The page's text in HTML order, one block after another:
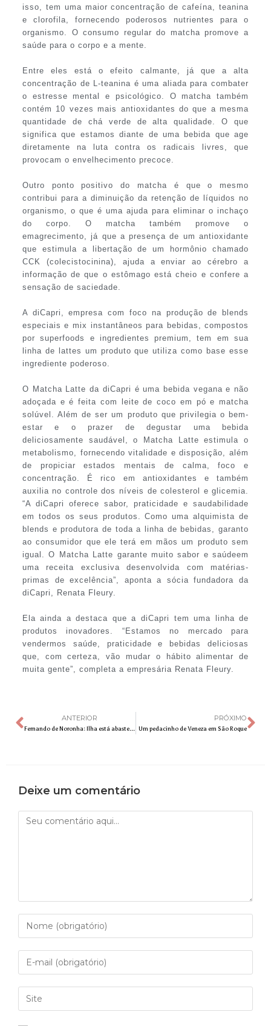
isso, tem uma maior concentração de cafeína, teanina
e clorofila, fornecendo poderosos nutrientes para o
organismo. O consumo regular do matcha promove a
saúde para o corpo e a mente.
Entre eles está o efeito calmante, já que a alta
concentração de L-teanina é uma aliada para combater
o estresse mental e psicológico. O matcha também
contém 10 vezes mais antioxidantes do que a mesma
quantidade de chá verde de alta qualidade. O que
significa que estamos diante de uma bebida que age
diretamente na luta contra os radicais livres, que
provocam o envelhecimento precoce.
Outro ponto positivo do matcha é que o mesmo
contribui para a diminuição da retenção de líquidos no
organismo, o que é uma ajuda para eliminar o inchaço
do corpo. O matcha também promove o
emagrecimento, já que a presença de um antioxidante
que estimula a libertação de um hormônio chamado
CCK (colecistocinina), ajuda a enviar ao cérebro a
informação de que o estômago está cheio e confere a
sensação de saciedade.
A diCapri, empresa com foco na produção de blends
especiais e mix instantâneos para bebidas, compostos
por superfoods e ingredientes premium, tem em sua
linha de lattes um produto que utiliza como base esse
ingrediente poderoso.
O Matcha Latte da diCapri é uma bebida vegana e não
adoçada e é feita com leite de coco em pó e matcha
solúvel. Além de ser um produto que privilegia o bem-
estar e o prazer de degustar uma bebida
deliciosamente saudável, o Matcha Latte estimula o
metabolismo, fornecendo vitalidade e disposição, além
de propiciar estados mentais de calma, foco e
concentração. É rico em antioxidantes e também
auxilia no controle dos níveis de colesterol e glicemia.
“A diCapri oferece sabor, praticidade e saudabilidade
em todos os seus produtos. Como uma alquimista de
blends e produtora de toda a linha de bebidas, garanto
ao consumidor que ele terá em mãos um produto sem
igual. O Matcha Latte garante muito sabor e saúdeem
uma receita exclusiva desenvolvida com matérias-
primas de excelência”, aponta a sócia fundadora da
diCapri, Renata Fleury.
Ela ainda a destaca que a diCapri tem uma linha de
produtos inovadores. “Estamos no mercado para
vendermos saúde, praticidade e bebidas deliciosas
que, com certeza, vão mudar o hábito alimentar de
muita gente”, completa a empresária Renata Fleury.
ANTERIOR
Fernando de Noronha: Ilha está abastecida e pronta para receber os turistas
PRÓXIMO
Um pedacinho de Veneza em São Roque
Deixe um comentário